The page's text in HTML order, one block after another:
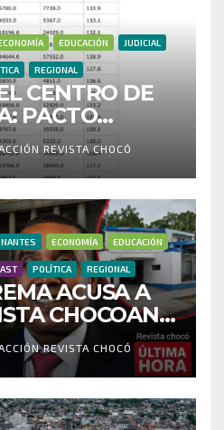
EDUCACIÓN JUDICIAL
REGIONAL
CENTRO DE
PACTO
Y PIDE
REVISTA CHOCÓ
ECONOMÍA EDUCACIÓN
POLÍTICA REGIONAL
ACUSA A
CHOCOANO
EN
CONTRATO
DE ACANDÍ
REVISTA CHOCÓ